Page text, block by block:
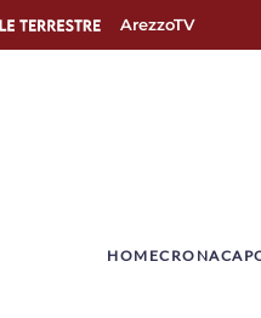
ArezzoTV
­HOMECRONACA